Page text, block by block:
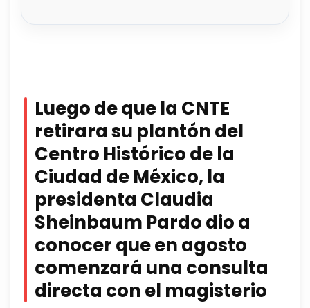
Luego de que la CNTE
retirara su plantón del
Centro Histórico de la
Ciudad de México, la
presidenta Claudia
Sheinbaum Pardo dio a
conocer que en agosto
comenzará una consulta
directa con el magisterio